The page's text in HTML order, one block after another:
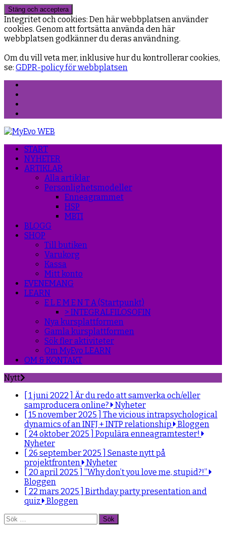
Integritet och cookies: Den här webbplatsen använder
cookies. Genom att fortsätta använda den här
webbplatsen godkänner du deras användning.
Om du vill veta mer, inklusive hur du kontrollerar cookies,
se: GDPR-policy för webbplatsen
START
NYHETER
ARTIKLAR
Alla artiklar
Personlighetsmodeller
Enneagrammet
HSP
MBTI
BLOGG
SHOP
Till butiken
Varukorg
Kassa
Mitt konto
EVENEMANG
LEARN
E L E M E N T A (Startpunkt)
> INTEGRALFILOSOFIN
Nya kursplattformen
Gamla kursplattformen
Sök fler aktiviteter
Om MyEvo LEARN
OM & KONTAKT
Nytt
[ 1 juni 2022 ] Är du redo att samverka och/eller
samproducera online?
Nyheter
[ 15 november 2025 ] The vicious intrapsychological
dynamics of an INFJ + INTP relationship
Bloggen
[ 24 oktober 2025 ] Populära enneagramtester!
Nyheter
[ 26 september 2025 ] Senaste nytt på
projektfronten
Nyheter
[ 20 april 2025 ] ”Why don’t you love me, stupid?!”
Bloggen
[ 22 mars 2025 ] Birthday party presentation and
quiz
Bloggen
Sök
efter: